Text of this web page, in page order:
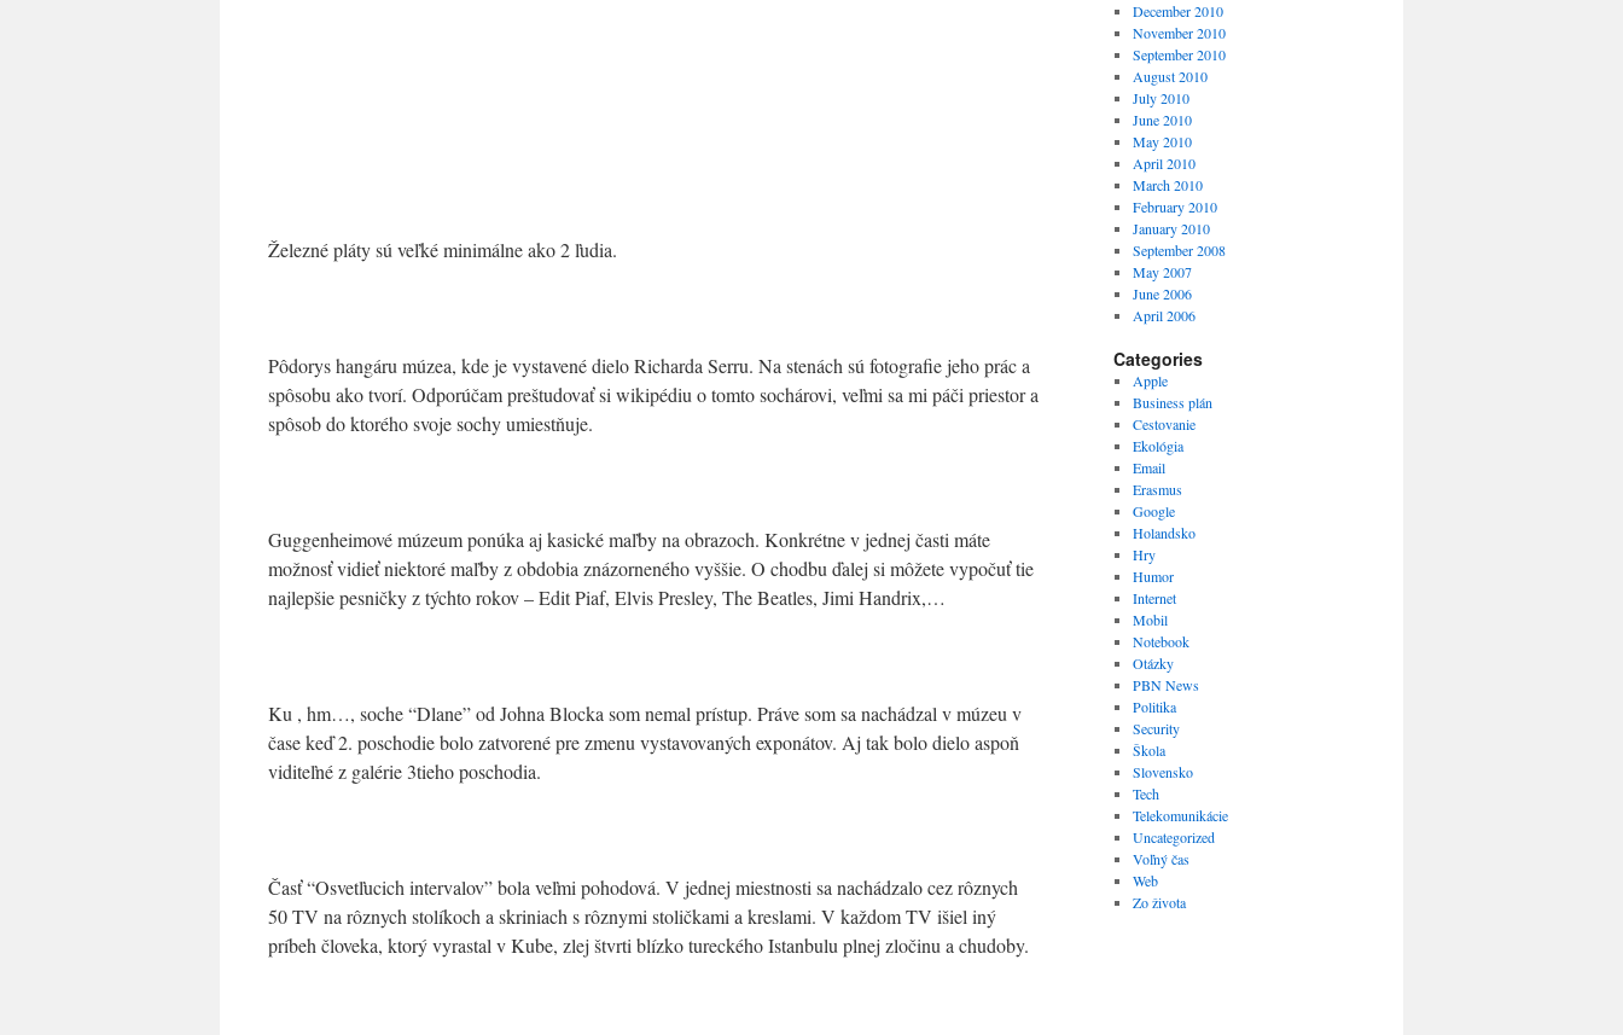
Železné pláty sú veľké minimálne ako 2 ľudia.
Pôdorys hangáru múzea, kde je vystavené dielo Richarda Serru. Na stenách sú fotografie jeho prác a
spôsobu ako tvorí. Odporúčam preštudovať si wikipédiu o tomto sochárovi, veľmi sa mi páči priestor a
spôsob do ktorého svoje sochy umiestňuje.
Guggenheimové múzeum ponúka aj kasické maľby na obrazoch. Konkrétne v jednej časti máte
možnosť vidieť niektoré maľby z obdobia znázorneného vyššie. O chodbu ďalej si môžete vypočuť tie
najlepšie pesničky z týchto rokov – Edit Piaf, Elvis Presley, The Beatles, Jimi Handrix,…
Ku , hm…, soche “Dlane” od Johna Blocka som nemal prístup. Práve som sa nachádzal v múzeu v
čase keď 2. poschodie bolo zatvorené pre zmenu vystavovaných exponátov. Aj tak bolo dielo aspoň
viditeľné z galérie 3tieho poschodia.
Časť “Osvetľucich intervalov” bola veľmi pohodová. V jednej miestnosti sa nachádzalo cez rôznych
50 TV na rôznych stolíkoch a skriniach s rôznymi stoličkami a kreslami. V každom TV išiel iný
príbeh človeka, ktorý vyrastal v Kube, zlej štvrti blízko tureckého Istanbulu plnej zločinu a chudoby.
December 2010
November 2010
September 2010
August 2010
July 2010
June 2010
May 2010
April 2010
March 2010
February 2010
January 2010
September 2008
May 2007
June 2006
April 2006
Categories
Apple
Business plán
Cestovanie
Ekológia
Email
Erasmus
Google
Holandsko
Hry
Humor
Internet
Mobil
Notebook
Otázky
PBN News
Politika
Security
Škola
Slovensko
Tech
Telekomunikácie
Uncategorized
Voľný čas
Web
Zo života